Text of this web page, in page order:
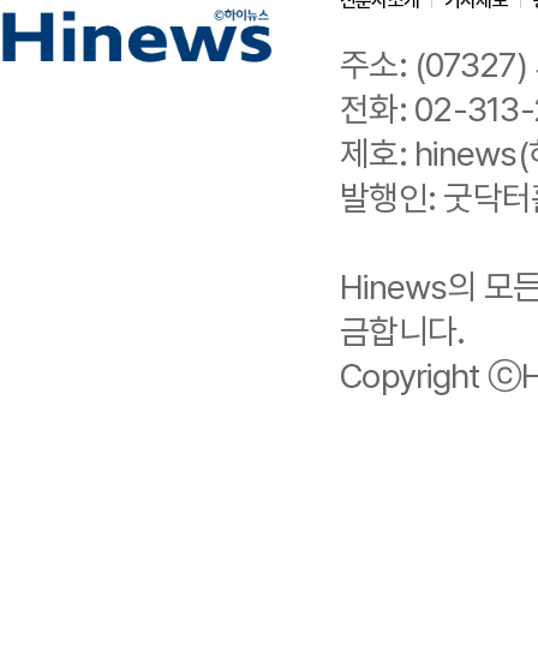
주소: (07327)
전화: 02-
제호: hinews(
발행인: 굿닥
Hinews의 모
금합니다.
Copyright